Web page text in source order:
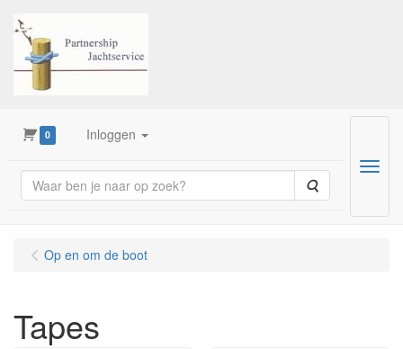
0 Inloggen
Zoeken
Menu
Op en om de boot
Tapes